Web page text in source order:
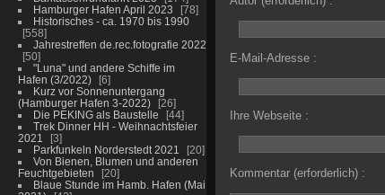
Hamburger Hafen April 2023
78
Historisches - ca. 1970 bis 1990
558
Jahrestreffen de.rec.fotografie 2022
50
"Luna" und andere Schiffe im
Hafen (3/2022)
6
Kurz vor Sonnenuntergang
(Hamburger Hafen 3-2022)
26
Die PEKING als Baustelle
44
Trek Dinner HH - Weihnachtsfeier
2021
3
Parkfunkeln Norderstedt 2021
20
Von Bienen, Blumen und anderen
Feuchtgebieten
20
Blaue Stunde im Hamb. Hafen (Mai
E-Mail-Adresse :
Ihre Webseite :
Kommentar (erforderlich) :